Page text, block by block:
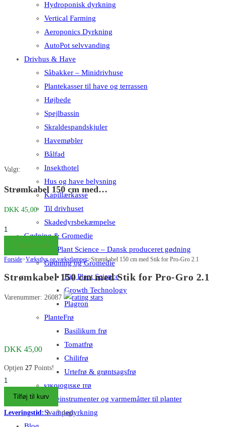
Hydroponisk dyrkning
Vertical Farming
Aeroponics Dyrkning
AutoPot selvvanding
Drivhus & Have
Såbakker – Minidrivhuse
Plantekasser til have og terrassen
Højbede
Spejlbassin
Skraldespandskjuler
Havemøbler
Bålfad
Insekthotel
Hus og have belysning
Kapillærkasse
Til drivhuset
Skadedyrsbekæmpelse
Gødning & Gromedie
Big Plant Science – Dansk produceret gødning
Gødning og Gromedie
Big Plant Science
Growth Technology
Plagron
PlanteFrø
Basilikum frø
Tomatfrø
Chilifrø
Urtefrø & grøntsagsfrø
Økologiske frø
Måleinstrumenter og varmemåtter til planter
Svampedyrkning
Valgt:
Strømkabel 150 cm med…
DKK 45,00
Strømkabel
150
cm
Stik
Tilføj til kurv
Forside>Vækstlys og vækstlamper>Strømkabel 150 cm med Stik for Pro-Gro 2.1
Strømkabel 150 cm med Stik for Pro-Gro 2.1
Varenummer: 26087
DKK 45,00
Optjen 27 Points!
Strømkabel
150
cm
med
Tilføj til kurv
Leveringstid:1 - 3 dage